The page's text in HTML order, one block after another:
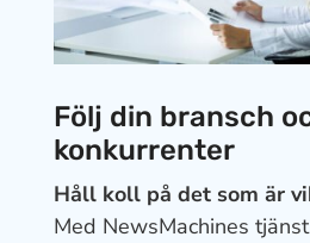
Följ din bransch
konkurrenter
Håll koll på det som är
Med NewsMachines